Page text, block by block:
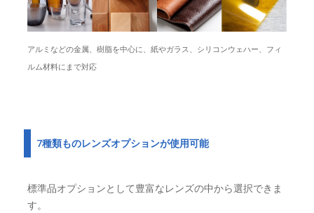
アルミなどの金属、樹脂を中心に、紙やガラス、シリコンウェハー、フィ
ルム材料にまで対応
7種類ものレンズオプションが使用可能
標準品オプションとして豊富なレンズの中から選択できま
す。